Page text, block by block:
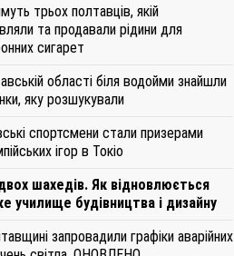
трьох полтавців, якій
та продавали рідини для
сигарет
області біля водойми знайшли
яку розшукували
спортсмени стали призерами
ігор в Токіо
шахедів. Як відновлюється
училище будівництва і дизайну
запровадили графіки аварійних